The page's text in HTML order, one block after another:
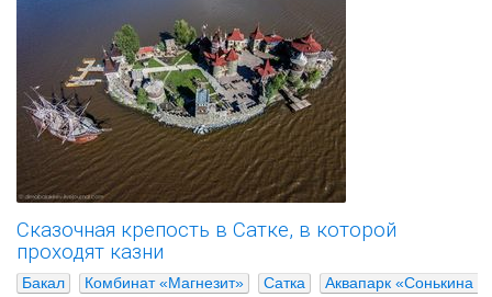
Сказочная крепость в Сатке, в которой
проходят казни
Бакал Комбинат «Магнезит» Сатка
Аквапарк «Сонькина